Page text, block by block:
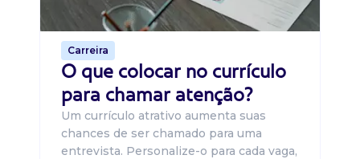
Carreira
O que colocar no currículo
para chamar atenção?
Um currículo atrativo aumenta suas
chances de ser chamado para uma
entrevista. Personalize-o para cada vaga,